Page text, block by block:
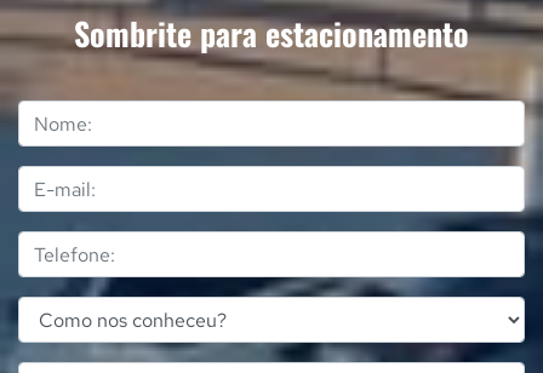
Sombrite para estacionamento